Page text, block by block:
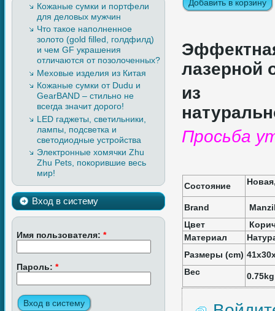
Кожаные сумки и портфели
для деловых мужчин
Что такое наполненное
золото (gold filled, голдфилд)
и чем GF украшения
отличаются от позолоченных?
Меховые изделия из Китая
Кожаные сумки от Dudu и
GearBAND – cтильно не
всегда значит дорого!
LED гаджеты, светильники,
лампы, подсветка и
светодиодные устройства
Электронные хомячки Zhu
Zhu Pets, покорившие весь
мир!
Вход в систему
Имя пользователя: *
Пароль: *
лазерной
из
Просьба
Cостояние
Brand
Цвет
Материал
Размеры (cm)
Вес
0.75kg